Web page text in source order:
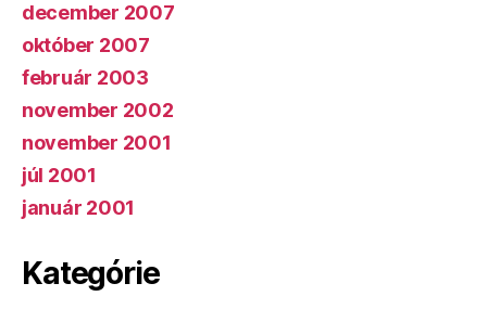
december 2007
október 2007
február 2003
november 2002
november 2001
júl 2001
január 2001
Kategórie